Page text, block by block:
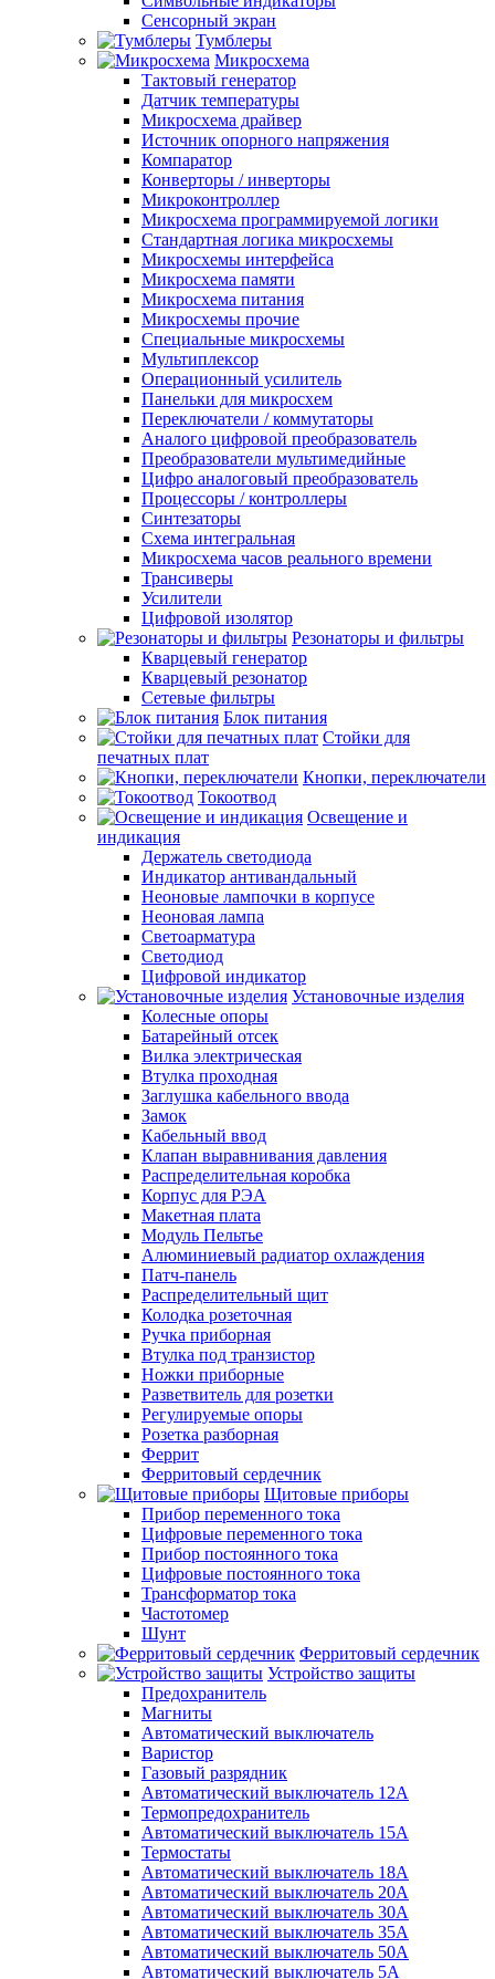
Сенсорный экран
Тумблеры
Микросхема
Тактовый генератор
Датчик температуры
Микросхема драйвер
Источник опорного напряжения
Компаратор
Конверторы / инверторы
Микроконтроллер
Микросхема программируемой логики
Стандартная логика микросхемы
Микросхемы интерфейса
Микросхема памяти
Микросхема питания
Микросхемы прочие
Специальные микросхемы
Мультиплексор
Операционный усилитель
Панельки для микросхем
Переключатели / коммутаторы
Аналого цифровой преобразователь
Преобразователи мультимедийные
Цифро аналоговый преобразователь
Процессоры / контроллеры
Синтезаторы
Схема интегральная
Микросхема часов реального времени
Трансиверы
Усилители
Цифровой изолятор
Резонаторы и фильтры
Кварцевый генератор
Кварцевый резонатор
Сетевые фильтры
Блок питания
Стойки для
печатных плат
Кнопки, переключатели
Токоотвод
Освещение и
индикация
Держатель светодиода
Индикатор антивандальный
Неоновые лампочки в корпусе
Неоновая лампа
Светоарматура
Светодиод
Цифровой индикатор
Установочные изделия
Колесные опоры
Батарейный отсек
Вилка электрическая
Втулка проходная
Заглушка кабельного ввода
Замок
Кабельный ввод
Клапан выравнивания давления
Распределительная коробка
Корпус для РЭА
Макетная плата
Модуль Пельтье
Алюминиевый радиатор охлаждения
Патч-панель
Распределительный щит
Колодка розеточная
Ручка приборная
Втулка под транзистор
Ножки приборные
Разветвитель для розетки
Регулируемые опоры
Розетка разборная
Феррит
Ферритовый сердечник
Щитовые приборы
Прибор переменного тока
Цифровые переменного тока
Прибор постоянного тока
Цифровые постоянного тока
Трансформатор тока
Частотомер
Шунт
Ферритовый сердечник
Устройство защиты
Предохранитель
Магниты
Автоматический выключатель
Варистор
Газовый разрядник
Автоматический выключатель 12А
Термопредохранитель
Автоматический выключатель 15А
Термостаты
Автоматический выключатель 18А
Автоматический выключатель 20А
Автоматический выключатель 30А
Автоматический выключатель 35А
Автоматический выключатель 50А
Автоматический выключатель 5А